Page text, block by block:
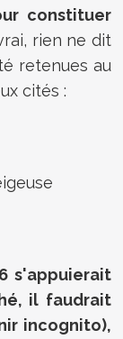
constituer
rien ne dit
retenues au
cités :
s'appuierait
il faudrait
incognito),